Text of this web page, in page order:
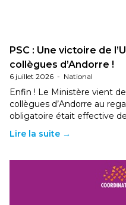
PSC : Une victoire de
collègues d’Andorre !
6 juillet 2026 - National
Enfin ! Le Ministère vient
collègues d’Andorre au
obligatoire était effective
Lire la suite →